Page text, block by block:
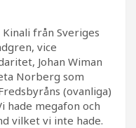
från Sveriges
vice
Johan Wiman
Norberg som
(ovanliga)
hade megafon och
vilket vi inte hade.